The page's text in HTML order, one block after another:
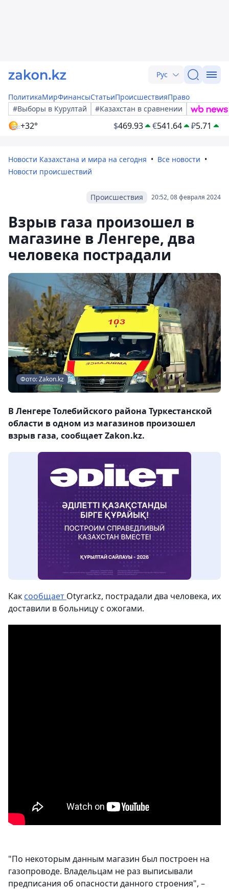
Рус
ПолитикаМирФинансыСтатьиПроисшествияПраво
#Выборы в Курултай
#Казахстан в сравнении
+32° $469.93 €541.64 ₽5.71
Новости Казахстана и мира на сегодня
Все новости
Новости происшествий
20:52, 08 февраля 2024
Происшествия
Взрыв газа произошел в
магазине в Ленгере, два
человека пострадали
Фото: Zakon.kz
В Ленгере Толебийского района Туркестанской
области в одном из магазинов произошел
взрыв газа, сообщает Zakon.kz.
Как сообщает Оtyrar.kz, пострадали два человека, их
доставили в больницу с ожогами.
"По некоторым данным магазин был построен на
газопроводе. Владельцам не раз выписывали
предписания об опасности данного строения", –